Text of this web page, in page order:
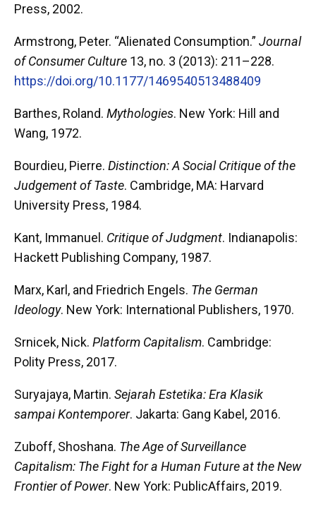
Press, 2002.
Armstrong, Peter. “Alienated Consumption.” Journal
of Consumer Culture 13, no. 3 (2013): 211–228.
https://doi.org/10.1177/1469540513488409
Barthes, Roland. Mythologies. New York: Hill and
Wang, 1972.
Bourdieu, Pierre. Distinction: A Social Critique of the
Judgement of Taste. Cambridge, MA: Harvard
University Press, 1984.
Kant, Immanuel. Critique of Judgment. Indianapolis:
Hackett Publishing Company, 1987.
Marx, Karl, and Friedrich Engels. The German
Ideology. New York: International Publishers, 1970.
Srnicek, Nick. Platform Capitalism. Cambridge:
Polity Press, 2017.
Suryajaya, Martin. Sejarah Estetika: Era Klasik
sampai Kontemporer. Jakarta: Gang Kabel, 2016.
Zuboff, Shoshana. The Age of Surveillance
Capitalism: The Fight for a Human Future at the New
Frontier of Power. New York: PublicAffairs, 2019.